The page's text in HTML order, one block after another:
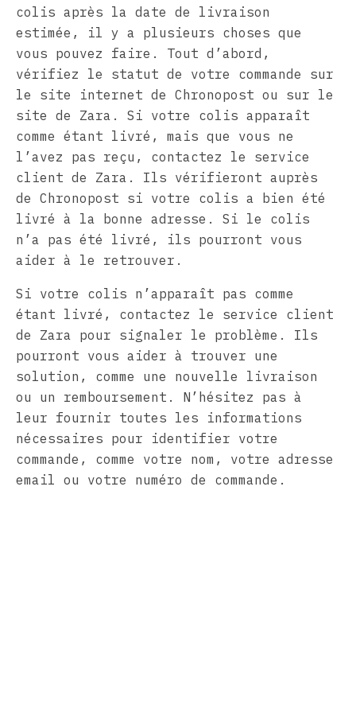
colis après la date de livraison
estimée, il y a plusieurs choses que
vous pouvez faire. Tout d’abord,
vérifiez le statut de votre commande sur
le site internet de Chronopost ou sur le
site de Zara. Si votre colis apparaît
comme étant livré, mais que vous ne
l’avez pas reçu, contactez le service
client de Zara. Ils vérifieront auprès
de Chronopost si votre colis a bien été
livré à la bonne adresse. Si le colis
n’a pas été livré, ils pourront vous
aider à le retrouver.
Si votre colis n’apparaît pas comme
étant livré, contactez le service client
de Zara pour signaler le problème. Ils
pourront vous aider à trouver une
solution, comme une nouvelle livraison
ou un remboursement. N’hésitez pas à
leur fournir toutes les informations
nécessaires pour identifier votre
commande, comme votre nom, votre adresse
email ou votre numéro de commande.